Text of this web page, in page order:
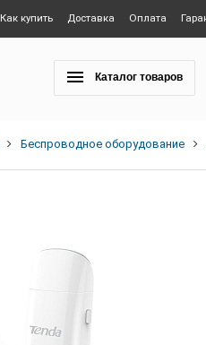
Как купить Доставка Оплата
Каталог товаров
Беспроводное оборудование